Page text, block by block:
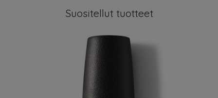
Suositellut tuotteet